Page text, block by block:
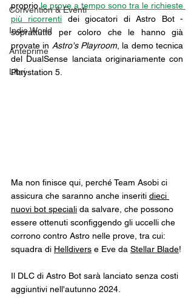
Convention & Eventi
Indie World
Anteprime
Libri
proprio le prove a tempo sono tra le richieste
più ricorrenti dei giocatori di Astro Bot -
soprattutto per coloro che le hanno già
provate in Astro's Playroom , la demo tecnica
del DualSense lanciata originariamente con
Playstation 5.
Ma non finisce qui, perché Team Asobi ci
assicura che saranno anche inseriti dieci
nuovi bot speciali da salvare, che possono
essere ottenuti sconfiggendo gli uccelli che
corrono contro Astro nelle prove, tra cui:
squadra di Helldivers e Eve da Stellar Blade!
Il DLC di Astro Bot sarà lanciato senza costi
aggiuntivi nell'autunno 2024.